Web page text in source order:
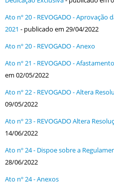
Ato nº 20 - REVOGADO -
2021 - publicado em 29/04/2022
Ato nº 20 - REVOGADO - Anexo
Ato nº 21 - REVOGADO -
em 02/05/2022
Ato nº 22 - REVOGADO - Altera
09/05/2022
Ato nº 23 - REVOGADO Altera
14/06/2022
Ato nº 24 - Dispoe sobre a
28/06/2022
Ato nº 24 - Anexos